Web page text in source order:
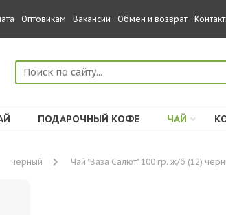
Оптовикам Вакансии Обмен и возврат
ПОДАРОЧНЫЙ КОФЕ ЧАЙ
черный Чай "Ваза Салют" 100 гр. ж/б (12)